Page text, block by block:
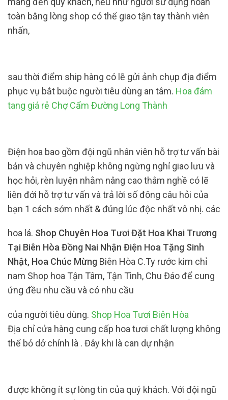
toàn bằng lòng shop có thể giao tận tay thành viên
nhấn,
sau thời điểm ship hàng có lẽ gửi ảnh chụp địa điểm
phục vụ bắt buộc người tiêu dùng an tâm. Hoa đám
tang giá rẻ Chợ Cẩm Đường Long Thành
Điện hoa bao gồm đội ngũ nhân viên hỗ trợ tư vấn bài
bản và chuyên nghiệp không ngừng nghỉ giao lưu và
học hỏi, rèn luyện nhằm nâng cao thâm nghề có lẽ
liên đới hỗ trợ tư vấn và trả lời số đông câu hỏi của
bạn 1 cách sớm nhất & đúng lúc độc nhất vô nhị. các
hoa lá. Shop Chuyên Hoa Tươi Đặt Hoa Khai Trương
Tại Biên Hòa Đồng Nai Nhận Điện Hoa Tặng Sinh
Nhật, Hoa Chúc Mừng Biên Hòa C.Ty rước kim chỉ
nam Shop hoa Tận Tâm, Tận Tình, Chu Đáo để cung
ứng đều nhu cầu và có nhu cầu
của người tiêu dùng. Shop Hoa Tươi Biên Hòa
Địa chỉ cửa hàng cung cấp hoa tươi chất lượng không
thể bỏ dở chính là . Đây khi là can dự nhận
được không ít sự lòng tin của quý khách. Với đội ngũ